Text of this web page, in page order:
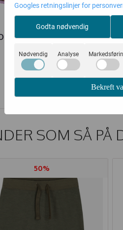
KJOLE CASIE SPORTY
649,-
519,-
SOM SÅ PÅ
50%
Googles retningslinjer for
Godta nødvendig
Nødvendig Analyse
Bekreft